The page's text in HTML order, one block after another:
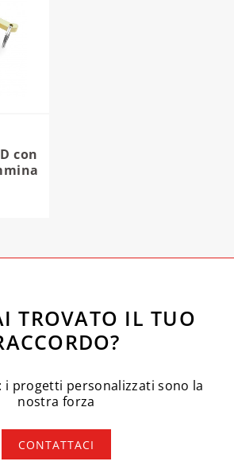
con
TROVATO IL TUO
i progetti personalizzati sono la
nostra forza
CONTATTACI